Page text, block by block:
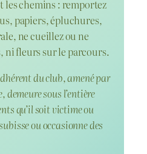
les chemins : remportez
papiers, épluchures,
ne cueillez ou ne
fleurs sur le parcours.
du club, amené par
demeure sous l’entière
qu’il soit victime ou
ou occasionne des